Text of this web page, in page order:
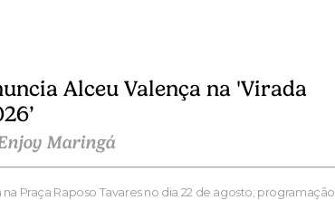
Alceu Valença na 'Virada
Maringá
Praça Raposo Tavares no dia 22 de agosto; programação